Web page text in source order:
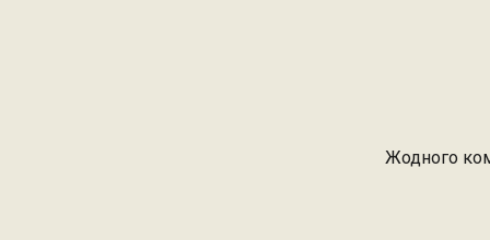
Жодного